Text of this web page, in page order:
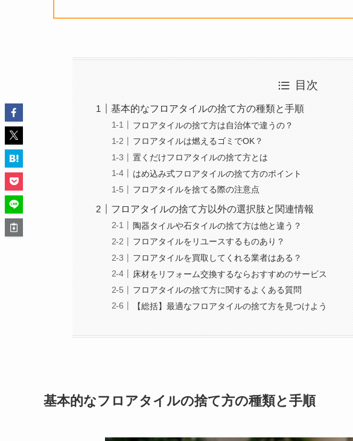
目次
基本的なフロアタイルの捨て方の種類と手順
フロアタイルの捨て方は自治体で違うの？
フロアタイルは燃えるゴミでOK？
置くだけフロアタイルの捨て方とは
はめ込み式フロアタイルの捨て方のポイント
フロアタイルを捨てる際の注意点
フロアタイルの捨て方以外の選択肢と関連情報
陶器タイルや石タイルの捨て方は他と違う？
フロアタイルをリユースするものあり？
フロアタイルを買取してくれる業者はある？
床材をリフォーム交換するならおすすめのサービス
フロアタイルの捨て方に関するよくある質問
【総括】最適なフロアタイルの捨て方を見つけよう
基本的なフロアタイルの捨て方の種類と手順